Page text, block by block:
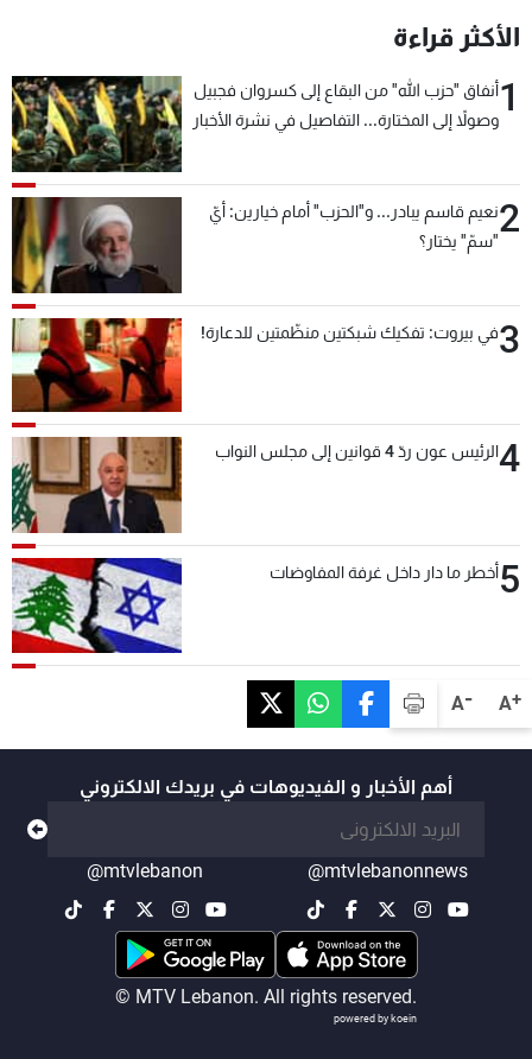
A+
A-
الأكثر قراءة
1أنفاق "حزب الله" من البقاع إلى كسروان فجبيل
وصولاً إلى المختارة... التفاصيل في نشرة الأخبار
2نعيم قاسم يبادر... و"الحزب" أمام خيارين: أيّ
"سمّ" يختار؟
3في بيروت: تفكيك شبكتين منظّمتين للدعارة!
4الرئيس عون ردّ 4 قوانين إلى مجلس النواب
5أخطر ما دار داخل غرفة المفاوضات
أهم الأخبار و الفيديوهات في بريدك الالكتروني
@mtvlebanonnews
@mtvlebanon
© MTV Lebanon. All rights reserved.
powered by koein
شاهد البرامج
الترددات
عن MTV
لاعلاناتكم
وظائف
شروط الإسـتخدام
سياسة الخصوصية